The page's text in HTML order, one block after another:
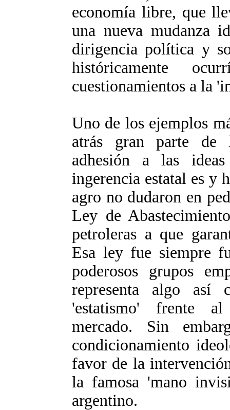
economía libre, que
una nueva mudanza
dirigencia política y
históricamente
cuestionamientos a la
Uno de los ejemplos
atrás gran parte de
adhesión a las
ingerencia estatal es y
agro no dudaron en
Ley de
petroleras a que
Esa ley fue siempre
poderosos grupos
representa algo así
'estatismo' frente
mercado. Sin
condicionamiento
favor de la
la famosa 'mano
argentino.